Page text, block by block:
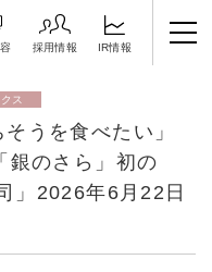
採用情報 IR情報
ス
うを食べたい」
銀のさら」初の
」2026年6月22日